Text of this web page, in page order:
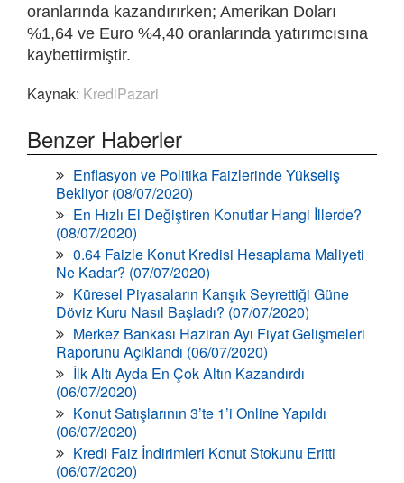
oranlarında kazandırırken; Amerikan Doları
%1,64 ve Euro %4,40 oranlarında yatırımcısına
kaybettirmiştir.
Kaynak: KrediPazari
Benzer Haberler
Enflasyon ve Politika Faizlerinde Yükseliş
Bekliyor (08/07/2020)
En Hızlı El Değiştiren Konutlar Hangi İllerde?
(08/07/2020)
0.64 Faizle Konut Kredisi Hesaplama Maliyeti
Ne Kadar? (07/07/2020)
Küresel Piyasaların Karışık Seyrettiği Güne
Döviz Kuru Nasıl Başladı? (07/07/2020)
Merkez Bankası Haziran Ayı Fiyat Gelişmeleri
Raporunu Açıklandı (06/07/2020)
İlk Altı Ayda En Çok Altın Kazandırdı
(06/07/2020)
Konut Satışlarının 3’te 1’i Online Yapıldı
(06/07/2020)
Kredi Faiz İndirimleri Konut Stokunu Eritti
(06/07/2020)